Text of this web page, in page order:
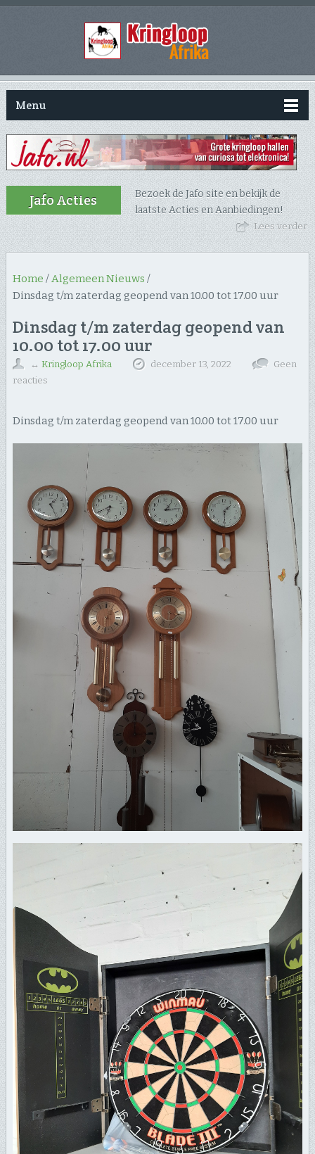
Menu
Jafo Acties
Bezoek de Jafo site en bekijk de
laatste Acties en Aanbiedingen!
Lees verder
Home /Algemeen Nieuws /
Dinsdag t/m zaterdag geopend van 10.00 tot 17.00 uur
Dinsdag t/m zaterdag geopend van
10.00 tot 17.00 uur
↔ Kringloop Afrika december 13, 2022
Geen
reacties
Dinsdag t/m zaterdag geopend van 10.00 tot 17.00 uur